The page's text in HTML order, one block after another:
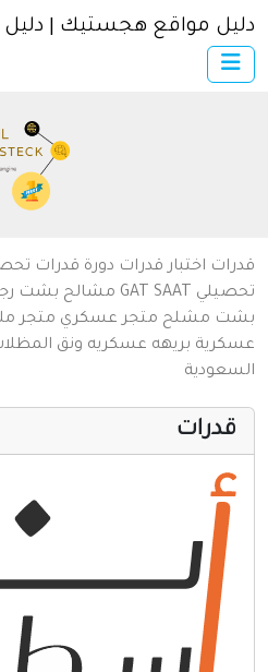
×
سياسة
شروط
كمبيوتر
إنترنت
الأسرة
مواقع
أخرى
مواقع هجستيك | دليل
اختبار قدرات دورة قدرات تحصيلي
SAAT
GAT مشالح بشت رجالي
مشلح متجر عسكري متجر
بريهه عسكريه ونق المظلات